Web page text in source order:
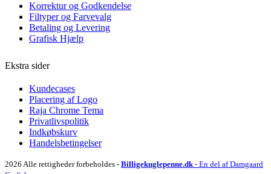
Korrektur og Godkendelse
Filtyper og Farvevalg
Betaling og Levering
Grafisk Hjælp
Ekstra sider
Kundecases
Placering af Logo
Raja Chrome Tema
Privatlivspolitik
Indkøbskurv
Handelsbetingelser
2026 Alle rettigheder forbeholdes - Billigekuglepenne.dk - En del af Damgaard